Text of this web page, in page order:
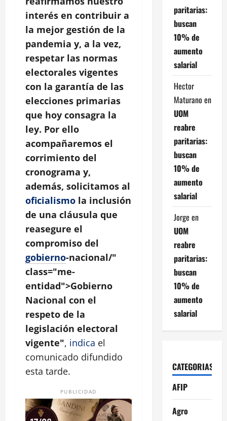
interés en contribuir a
la mejor gestión de la
pandemia y, a la vez,
respetar las normas
electorales vigentes
con la garantía de las
elecciones primarias
que hoy consagra la
ley. Por ello
acompañaremos el
corrimiento del
cronograma y,
además, solicitamos al
oficialismo la inclusión
de una cláusula que
reasegure el
compromiso del
gobierno-nacional/"
class="me-
entidad">Gobierno
Nacional con el
respeto de la
legislación electoral
vigente", indica el
comunicado difundido
esta tarde.
PUBLICIDAD
paritarias:
buscan
10% de
aumento
salarial
Hector
Maturano en
UOM
reabre
paritarias:
buscan
10% de
aumento
salarial
Jorge en
UOM
reabre
paritarias:
buscan
10% de
aumento
salarial
CATEGORIAS
AFIP
Agro